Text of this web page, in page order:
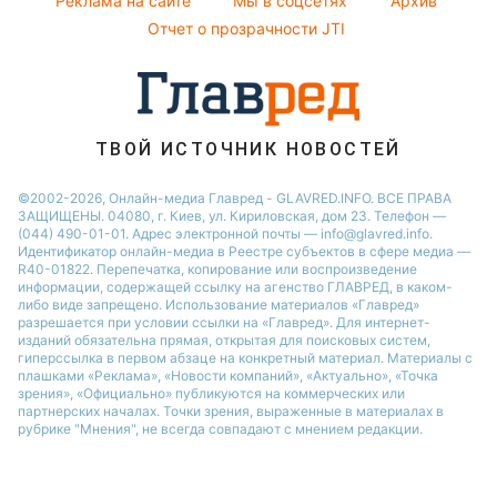
Новости Львова
Новости Ровно
Новости Днепра
Новости Запорожья
Новости Тернополя
Новости Одессы
Отчет о прозрачности JTI
ТВОЙ ИСТОЧНИК НОВОСТЕЙ
©2002-2026, Онлайн-медиа Главред - GLAVRED.INFO. ВСЕ ПРАВА
ЗАЩИЩЕНЫ. 04080, г. Киев, ул. Кириловская, дом 23. Телефон —
(044) 490-01-01. Адрес электронной почты — info@glavred.info.
Идентификатор онлайн-медиа в Реестре cубъектов в сфере медиа —
R40-01822. Перепечатка, копирование или воспроизведение
информации, содержащей ссылку на агенство ГЛАВРЕД, в каком-
либо виде запрещено. Использование материалов «Главред»
разрешается при условии ссылки на «Главред». Для интернет-
изданий обязательна прямая, открытая для поисковых систем,
гиперссылка в первом абзаце на конкретный материал. Материалы с
плашками «Реклама», «Новости компаний», «Актуально», «Точка
зрения», «Официально» публикуются на коммерческих или
партнерских началах. Точки зрения, выраженные в материалах в
рубрике "Мнения", не всегда совпадают с мнением редакции.